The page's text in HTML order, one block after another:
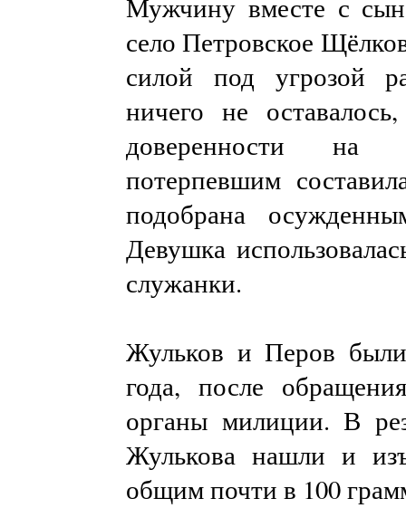
Мужчину вместе с
село Петровское
силой под угрозой
ничего не
доверенности на
потерпевшим
подобрана
Девушка
служанки.
Жульков и Перов
года, после
органы милиции. В
Жулькова нашли и
общим почти в 100